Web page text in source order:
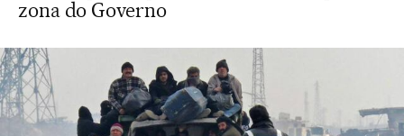
zona do Governo